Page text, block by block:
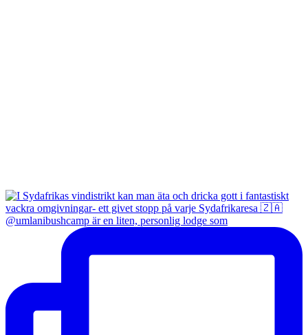
@umlanibushcamp är en liten, personlig lodge som